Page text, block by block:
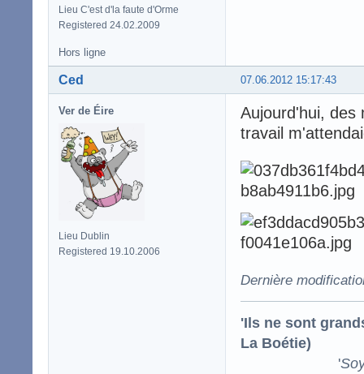
Lieu C'est d'la faute d'Orme
Registered 24.02.2009
Hors ligne
07.06.2012 15:17:43
Ced
Ver de Éire
Lieu Dublin
Registered 19.10.2006
Aujourd'hui, des
travail
Dernière
'Ils ne sont
La Boétie)
'